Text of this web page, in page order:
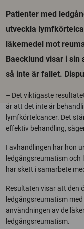
Patienter med
utveckla
läkemedel mot
Baecklund visar i sin
så inte är fallet.
– Det viktigaste
är att det inte är
lymfkörtelcancer. Det
effektiv behandling,
I avhandlingen har hon
ledgångsreumatism
har skett i samarbete
Resultaten visar att den
ledgångsreumatism
användningen av de
ledgångsreumatism.